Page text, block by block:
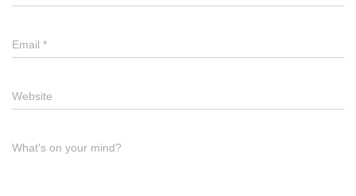
Email *
Website
What's on your mind?